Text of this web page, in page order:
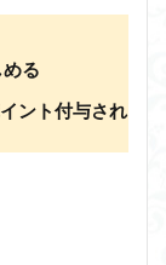
る
ント付与され